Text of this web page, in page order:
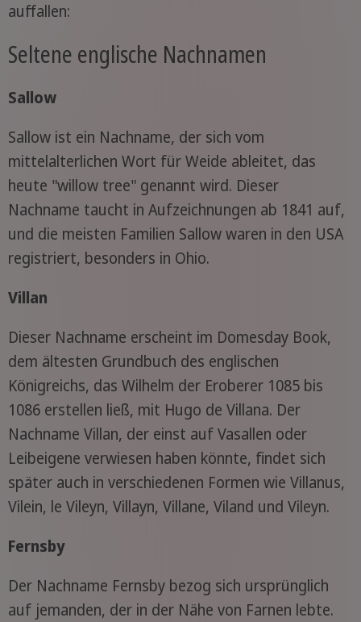
auffallen:
Seltene englische Nachnamen
Sallow
Sallow ist ein Nachname, der sich vom
mittelalterlichen Wort für Weide ableitet, das
heute "willow tree" genannt wird. Dieser
Nachname taucht in Aufzeichnungen ab 1841 auf,
und die meisten Familien Sallow waren in den USA
registriert, besonders in Ohio.
Villan
Dieser Nachname erscheint im Domesday Book,
dem ältesten Grundbuch des englischen
Königreichs, das Wilhelm der Eroberer 1085 bis
1086 erstellen ließ, mit Hugo de Villana. Der
Nachname Villan, der einst auf Vasallen oder
Leibeigene verwiesen haben könnte, findet sich
später auch in verschiedenen Formen wie Villanus,
Vilein, le Vileyn, Villayn, Villane, Viland und Vileyn.
Fernsby
Der Nachname Fernsby bezog sich ursprünglich
auf jemanden, der in der Nähe von Farnen lebte.